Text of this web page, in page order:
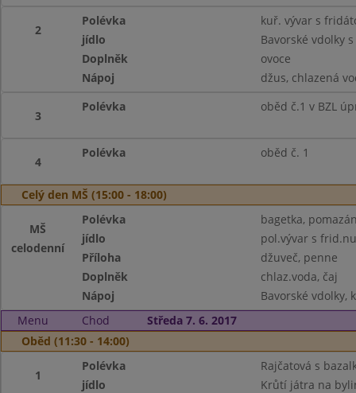
2
Polévka
kuř. vývar s
jídlo
Bavorské vdolky
Doplněk
ovoce
Nápoj
džus, chlazená
3
Polévka oběd č.1 v BZL
4
Polévka oběd č. 1
Celý den MŠ (15:00 - 18:00)
MŠ
celodenní
Polévka
bagetka,
jídlo
pol.vývar s
Příloha
džuveč, penne
Doplněk
chlaz.voda, čaj
Nápoj
Bavorské vdolky,
Menu
Chod
Středa 7. 6. 2017
Oběd (11:30 - 14:00)
1
Polévka
Rajčatová s
jídlo
Krůtí játra na